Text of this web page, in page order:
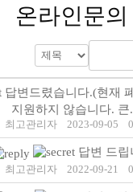
온라인문의
답변드렸습니다.(현재
지원하지 않습니다. 큰
최고관리자 2023-09-05 0
답변 드립
최고관리자 2022-09-21 0